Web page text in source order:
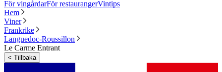
För vingårdarFör restaurangerVintips
Hem
Viner
Frankrike
Languedoc-Roussillon
Le Carme Entrant
< Tillbaka